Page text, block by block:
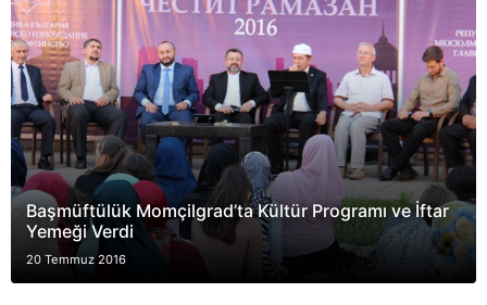
Başmüftülük Momçilgrad’ta Kültür Programı ve İftar
Yemeği Verdi
20 Temmuz 2016